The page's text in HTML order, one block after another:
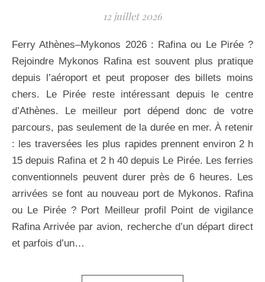
12 juillet 2026
Ferry Athènes–Mykonos 2026 : Rafina ou Le Pirée ?
Rejoindre Mykonos Rafina est souvent plus pratique
depuis l’aéroport et peut proposer des billets moins
chers. Le Pirée reste intéressant depuis le centre
d’Athènes. Le meilleur port dépend donc de votre
parcours, pas seulement de la durée en mer. À retenir
: les traversées les plus rapides prennent environ 2 h
15 depuis Rafina et 2 h 40 depuis Le Pirée. Les ferries
conventionnels peuvent durer près de 6 heures. Les
arrivées se font au nouveau port de Mykonos. Rafina
ou Le Pirée ? Port Meilleur profil Point de vigilance
Rafina Arrivée par avion, recherche d’un départ direct
et parfois d’un…